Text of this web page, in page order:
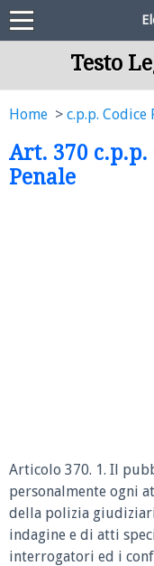
Testo
Home c.p.p. Codice
Art. 370 c.p.p.
Penale
Articolo 370. 1. Il
personalmente ogni
della polizia
indagine e di atti
interrogatori ed i